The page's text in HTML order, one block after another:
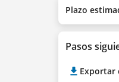
Plazo
Pasos
Exportar